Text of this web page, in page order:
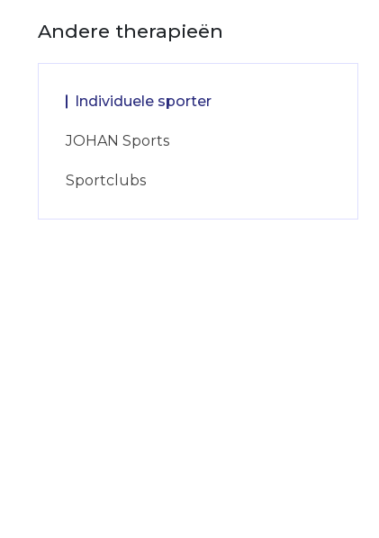
Andere therapieën
Individuele sporter
JOHAN Sports
Sportclubs